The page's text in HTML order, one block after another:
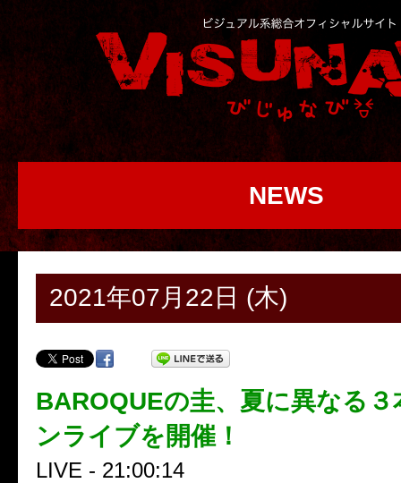
NEWS
2021年07月22日 (木)
BAROQUEの圭、夏に異なる
ンライブを開催！
LIVE - 21:00:14